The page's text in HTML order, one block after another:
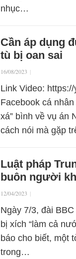
nhục…
Cần áp dụng
tù bị oan sai
16/08/2023 |
Link Video:
Facebook cá
xá” bình về vụ án
cách nói mà gặp
Luật pháp
buôn người
12/04/2023 |
Ngày 7/3, đài
bị xích “làm cả
báo cho biết, một
trong…